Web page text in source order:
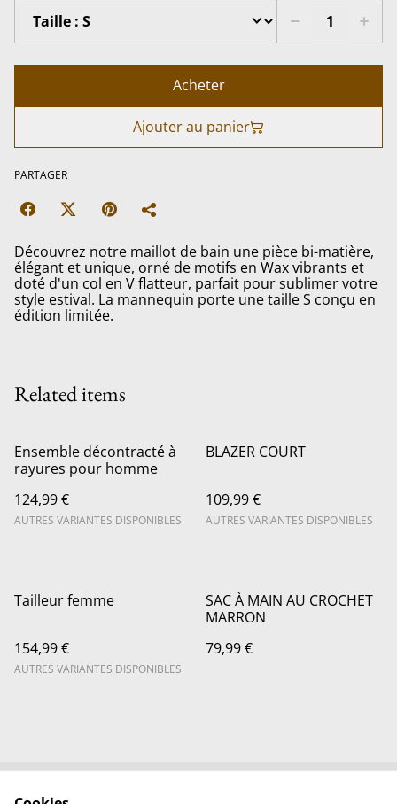
Acheter
Ajouter au panier
PARTAGER
Découvrez notre maillot de bain une pièce bi-matière,
élégant et unique, orné de motifs en Wax vibrants et
doté d'un col en V flatteur, parfait pour sublimer votre
style estival. La mannequin porte une taille S conçu en
édition limitée.
Related items
Ensemble décontracté à
rayures pour homme
124,99 €
AUTRES VARIANTES DISPONIBLES
BLAZER COURT
109,99 €
AUTRES VARIANTES DISPONIBLES
Tailleur femme
154,99 €
AUTRES VARIANTES DISPONIBLES
SAC À MAIN AU CROCHET
MARRON
79,99 €